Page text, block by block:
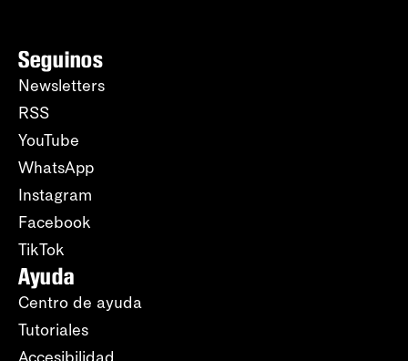
Seguinos
Newsletters
RSS
YouTube
WhatsApp
Instagram
Facebook
TikTok
Ayuda
Centro de ayuda
Tutoriales
Accesibilidad